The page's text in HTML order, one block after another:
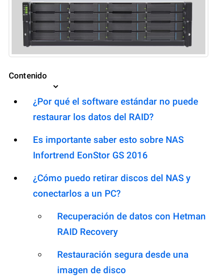
Contenido
¿Por qué el software estándar no puede
restaurar los datos del RAID?
Es importante saber esto sobre NAS
Infortrend EonStor GS 2016
¿Cómo puedo retirar discos del NAS y
conectarlos a un PC?
Recuperación de datos con Hetman
RAID Recovery
Restauración segura desde una
imagen de disco